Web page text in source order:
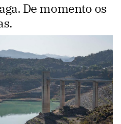
De momento os